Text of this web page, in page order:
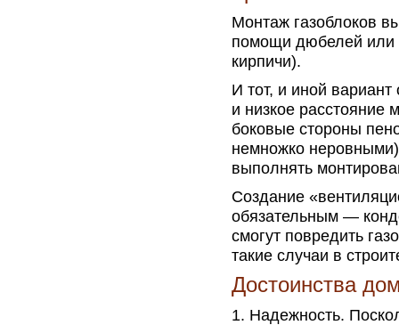
Монтаж газоблоков
помощи дюбелей или
кирпичи).
И тот, и иной
и низкое
боковые стороны
немножко
выполнять
Создание
обязательным —
смогут повредить
такие случаи в
Достоинства
Надежность.